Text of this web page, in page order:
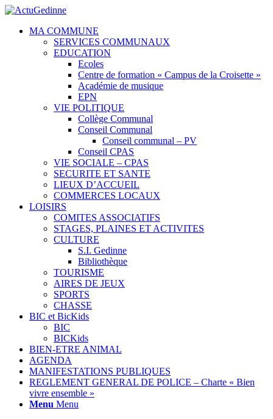
MA COMMUNE
SERVICES COMMUNAUX
EDUCATION
Ecoles
Centre de formation « Campus de la Croisette »
Académie de musique
EPN
VIE POLITIQUE
Collège Communal
Conseil Communal
Conseil communal – PV
Conseil CPAS
VIE SOCIALE – CPAS
SECURITE ET SANTE
LIEUX D’ACCUEIL
COMMERCES LOCAUX
LOISIRS
COMITES ASSOCIATIFS
STAGES, PLAINES ET ACTIVITES
CULTURE
S.I. Gedinne
Bibliothèque
TOURISME
AIRES DE JEUX
SPORTS
CHASSE
BIC et BicKids
BIC
BICKids
BIEN-ETRE ANIMAL
AGENDA
MANIFESTATIONS PUBLIQUES
REGLEMENT GENERAL DE POLICE – Charte « Bien
vivre ensemble »
Menu Menu